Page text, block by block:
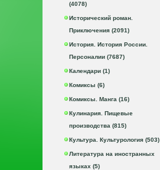
(4078)
Исторический роман.
Приключения (2091)
История. История России.
Персоналии (7687)
Календари (1)
Комиксы (6)
Комиксы. Манга (16)
Кулинария. Пищевые
производства (815)
Культура. Культурология (503)
Литература на иностранных
языках (5)